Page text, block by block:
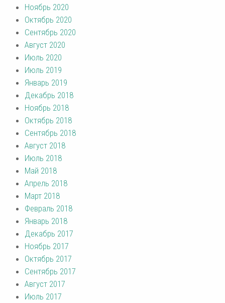
Ноябрь 2020
Октябрь 2020
Сентябрь 2020
Август 2020
Июль 2020
Июль 2019
Январь 2019
Декабрь 2018
Ноябрь 2018
Октябрь 2018
Сентябрь 2018
Август 2018
Июль 2018
Май 2018
Апрель 2018
Март 2018
Февраль 2018
Январь 2018
Декабрь 2017
Ноябрь 2017
Октябрь 2017
Сентябрь 2017
Август 2017
Июль 2017